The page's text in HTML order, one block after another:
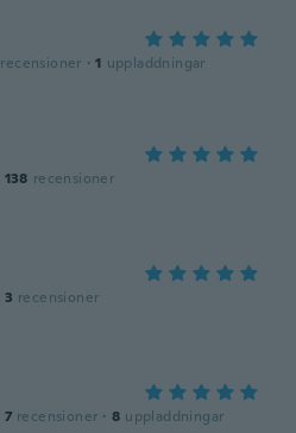
recensioner · 1 uppladdningar
138 recensioner
3 recensioner
7 recensioner · 8 uppladdningar